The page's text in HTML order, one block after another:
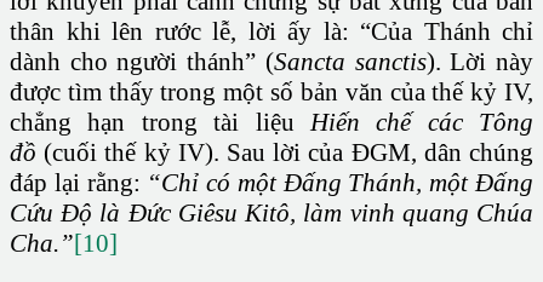
thân khi lên rước lễ, lời ấy là: “Của Thánh chỉ
dành cho người thánh” (Sancta sanctis). Lời này
được tìm thấy trong một số bản văn của thế kỷ IV,
chẳng hạn trong tài liệuHiến chế các Tông
đồ (cuối thế kỷ IV). Sau lời của ĐGM, dân chúng
đáp lại rằng: “Chỉ có một Đấng Thánh, một Đấng
Cứu Độ là Đức Giêsu Kitô, làm vinh quang Chúa
Cha.”[10]